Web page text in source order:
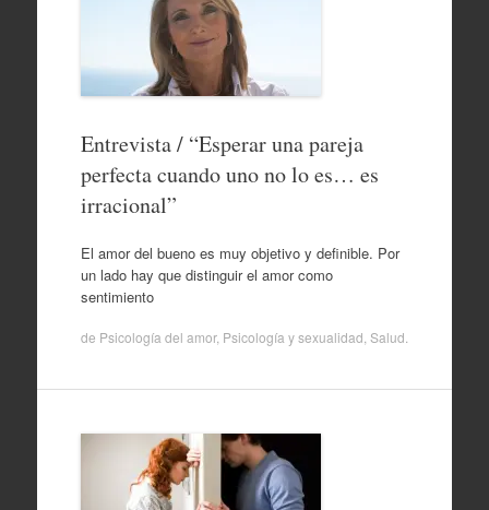
Entrevista / “Esperar una pareja
perfecta cuando uno no lo es… es
irracional”
El amor del bueno es muy objetivo y definible. Por
un lado hay que distinguir el amor como
sentimiento
de Psicología del amor, Psicología y sexualidad Salud